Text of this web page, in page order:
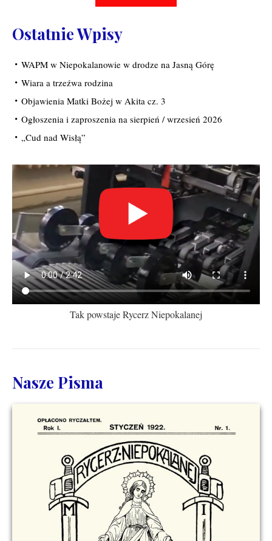
Ostatnie Wpisy
WAPM w Niepokalanowie w drodze na Jasną Górę
Wiara a trzeźwa rodzina
Objawienia Matki Bożej w Akita cz. 3
Ogłoszenia i zaproszenia na sierpień / wrzesień 2026
„Cud nad Wisłą”
Tak powstaje Rycerz Niepokalanej
Nasze Pisma